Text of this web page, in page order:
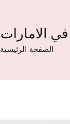
الامارات
الصفحة الرئيسية